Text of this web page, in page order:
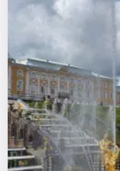
Квесты
Спорт
События
Города
Площадки